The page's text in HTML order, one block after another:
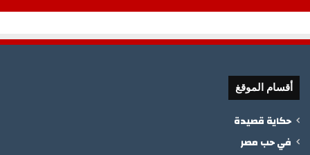
أقسام الموقغ
حكاية قصيدة
في حب مصر